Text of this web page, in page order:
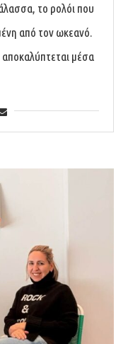
το ρολόι που
από τον ωκεανό.
μέσα